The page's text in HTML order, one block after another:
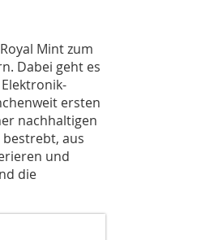
Mint zum
Dabei geht es
ersten
nachhaltigen
aus
und
die